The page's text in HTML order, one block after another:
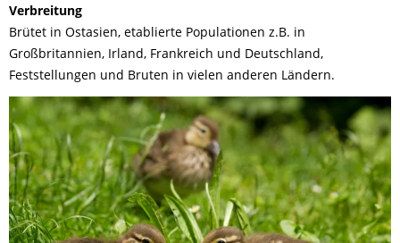
Verbreitung
Brütet in Ostasien, etablierte Populationen z.B. in
Großbritannien, Irland, Frankreich und Deutschland,
Feststellungen und Bruten in vielen anderen Ländern.